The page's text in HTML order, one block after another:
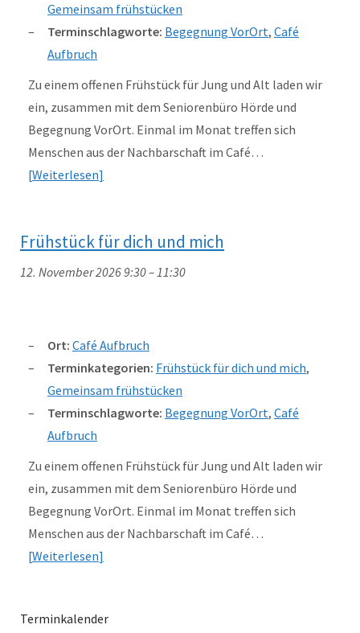
Gemeinsam frühstücken
Terminschlagworte: Begegnung VorOrt, Café
Aufbruch
Zu einem offenen Frühstück für Jung und Alt laden wir
ein, zusammen mit dem Seniorenbüro Hörde und
Begegnung VorOrt. Einmal im Monat treffen sich
Menschen aus der Nachbarschaft im Café…
Weiterlesen
Frühstück für dich und mich
12. November 2026 9:30–11:30
Ort: Café Aufbruch
Terminkategorien: Frühstück für dich und mich,
Gemeinsam frühstücken
Terminschlagworte: Begegnung VorOrt, Café
Aufbruch
Zu einem offenen Frühstück für Jung und Alt laden wir
ein, zusammen mit dem Seniorenbüro Hörde und
Begegnung VorOrt. Einmal im Monat treffen sich
Menschen aus der Nachbarschaft im Café…
Weiterlesen
Terminkalender